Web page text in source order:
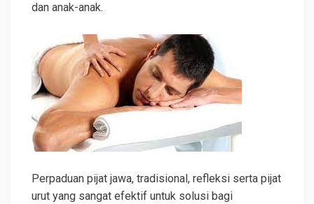
dan anak-anak.
Perpaduan pijat jawa, tradisional, refleksi serta pijat
urut yang sangat efektif untuk solusi bagi